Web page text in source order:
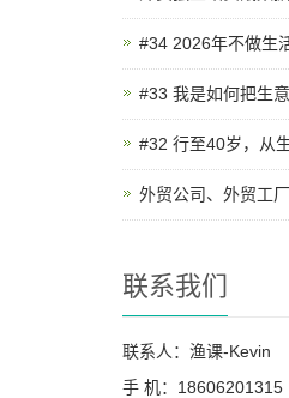
#34 2026年不做生
#33 我是如何把生
#32 行至40岁，从
外贸公司、外贸工
联系我们
联系人：渔课-Kevin
手 机：18606201315